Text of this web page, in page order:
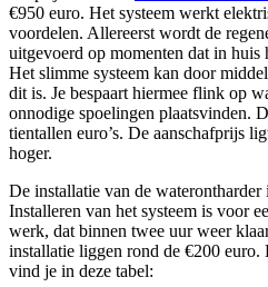
€950 euro. Het systeem werkt
voordelen. Allereerst wordt de
uitgevoerd op momenten dat in
Het slimme systeem kan door
dit is. Je bespaart hiermee flink op
onnodige spoelingen plaatsvinden.
tientallen euro’s. De aanschafprijs
hoger.
De installatie van de waterontharder
Installeren van het systeem is voor
werk, dat binnen twee uur weer
installatie liggen rond de €200
vind je in deze tabel: